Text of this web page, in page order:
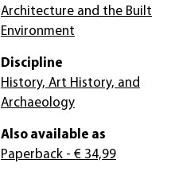
Architecture and the Built
Environment
Discipline
History, Art History, and
Archaeology
Also available as
Paperback - € 34,99